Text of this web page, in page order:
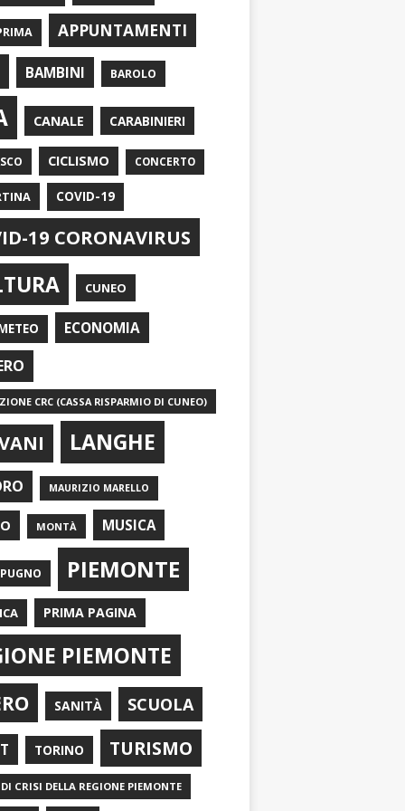
APPUNTAMENTI
BAMBINI BAROLO
CANALE CARABINIERI
CICLISMO CONCERTO
COVID-19
19 CORONAVIRUS
CUNEO
ECONOMIA
CRC (CASSA RISPARMIO DI CUNEO)
LANGHE
MAURIZIO MARELLO
MONTÀ MUSICA
PIEMONTE
PRIMA PAGINA
PIEMONTE
SANITÀ SCUOLA
TORINO TURISMO
CRISI DELLA REGIONE PIEMONTE